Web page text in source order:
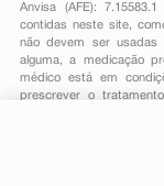
Anvisa (AFE):
contidas neste site,
não devem ser usadas
alguma, a medicação
médico está em
prescrever o